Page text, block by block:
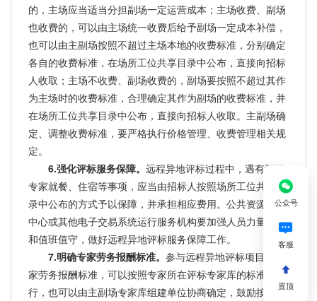
公众号
客服
置顶
的，主场应当适当分担副场一定运营成本；主场收费、副场
也收费的，可以由主场统一收费后给予副场一定成本补偿，
也可以由主副场按照不超过主场本地的收费标准，分别确定
各自的收费标准，在场所工位共享目录中公布，直接向招标
人收取；主场不收费、副场收费的，副场要按照不超过其作
为主场时的收费标准，合理确定其作为副场的收费标准，并
在场所工位共享目录中公布，直接向招标人收取。主副场确
定、调整收费标准，要严格执行价格管理、收费管理相关规
定。
6.强化评标服务保障。 远程异地评标过程中，遇有评标
专家就餐、住宿等事项，应当由招标人按照场所工位共享目
录中公布的方式予以保障，并承担相应费用。公共资源交易
中心或其他电子交易系统运行服务机构要加强人员力量统筹
和值班值守，做好远程异地评标服务保障工作。
7.明确专家劳务报酬标准。 参与远程异地评标项目的专
家劳务报酬标准，可以按照专家所在评标专家库的标准执
行，也可以由主副场专家库组建单位协商确定，鼓励按